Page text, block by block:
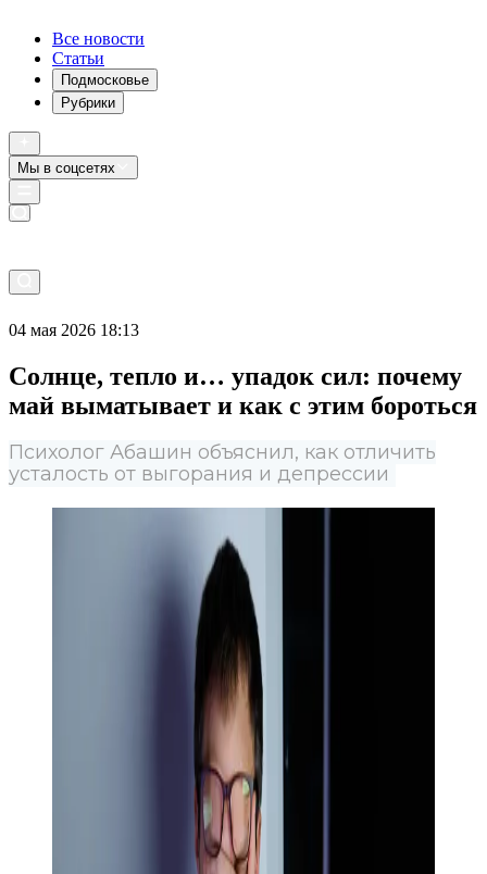
Все новости
Статьи
Подмосковье
Рубрики
Мы в соцсетях
04 мая 2026 18:13
Солнце, тепло и… упадок сил: почему
май выматывает и как с этим бороться
Психолог Абашин объяснил, как отличить
усталость от выгорания и депрессии